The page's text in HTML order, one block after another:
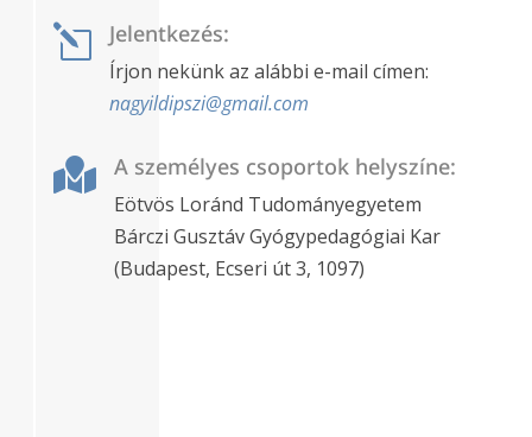
l Jelentkezés:
Írjon nekünk az alábbi e-mail címen:
nagyildipszi@gmail.com
 A személyes csoportok helyszíne:
Eötvös Loránd Tudományegyetem
Bárczi Gusztáv Gyógypedagógiai Kar
(Budapest, Ecseri út 3, 1097)